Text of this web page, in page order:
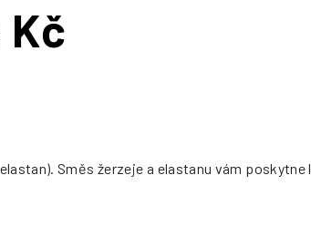
Kč
Směs žerzeje a elastanu vám